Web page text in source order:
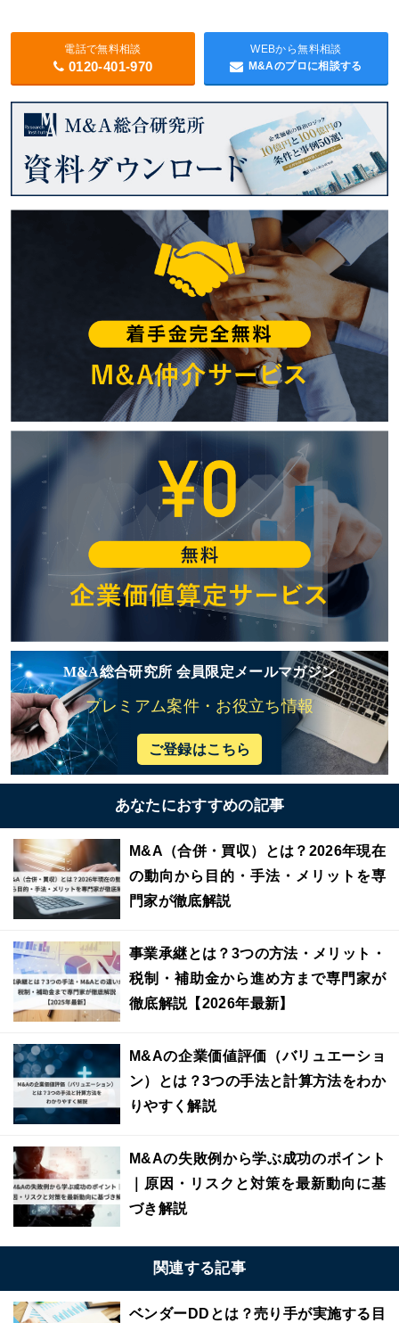
電話で無料相談
0120-401-970
WEBから無料相談
M&Aのプロに相談する
M&A総合研究所 会員限定メールマガジン
プレミアム案件・お役立ち情報
ご登録はこちら
あなたにおすすめの記事
M&A（合併・買収）とは？2026年現在
の動向から目的・手法・メリットを専
門家が徹底解説
事業承継とは？3つの方法・メリット・
税制・補助金から進め方まで専門家が
徹底解説【2026年最新】
M&Aの企業価値評価（バリュエーショ
ン）とは？3つの手法と計算方法をわか
りやすく解説
M&Aの失敗例から学ぶ成功のポイント
｜原因・リスクと対策を最新動向に基
づき解説
関連する記事
ベンダーDDとは？売り手が実施する目